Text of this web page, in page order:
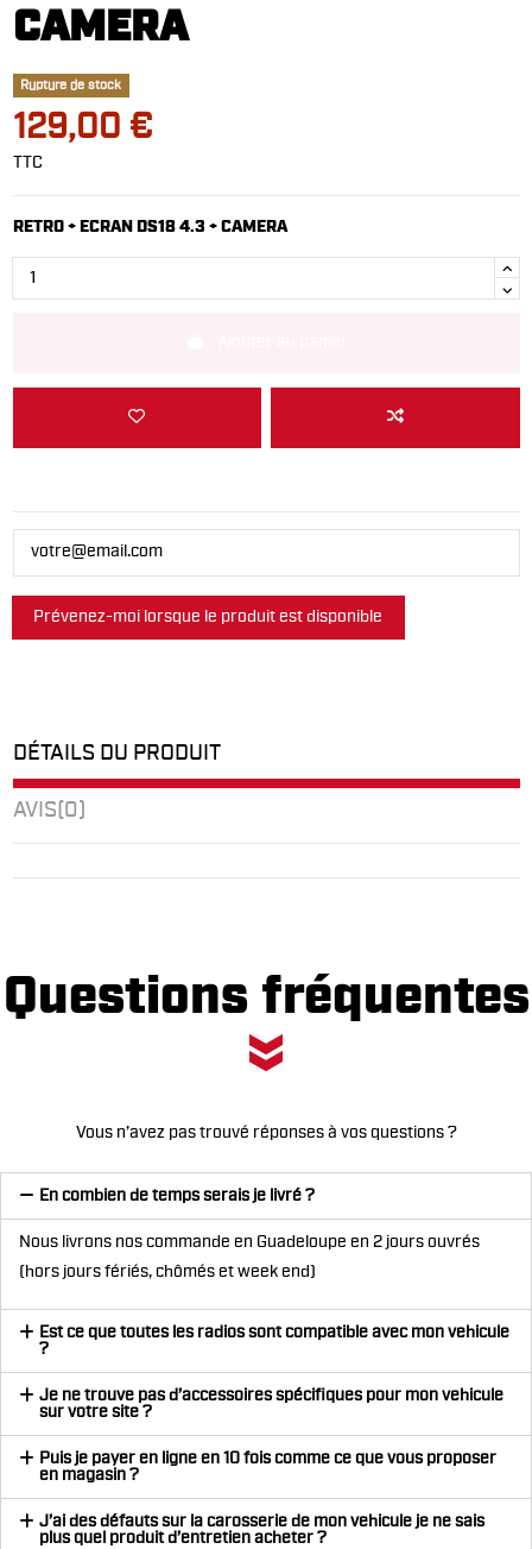
CAMERA
Rupture de stock
129,00 €
TTC
RETRO + ECRAN DS18 4.3 + CAMERA
DÉTAILS DU PRODUIT
AVIS (0)
Questions fréquentes
Vous n’avez pas trouvé réponses à vos questions ?
En combien de temps serais je livré ?
Nous livrons nos commande en Guadeloupe en 2 jours ouvrés
(hors jours fériés, chômés et week end)
Est ce que toutes les radios sont compatible avec mon vehicule
?
Je ne trouve pas d’accessoires spécifiques pour mon vehicule
sur votre site ?
Puis je payer en ligne en 10 fois comme ce que vous proposer
en magasin ?
J’ai des défauts sur la carosserie de mon vehicule je ne sais
plus quel produit d’entretien acheter ?